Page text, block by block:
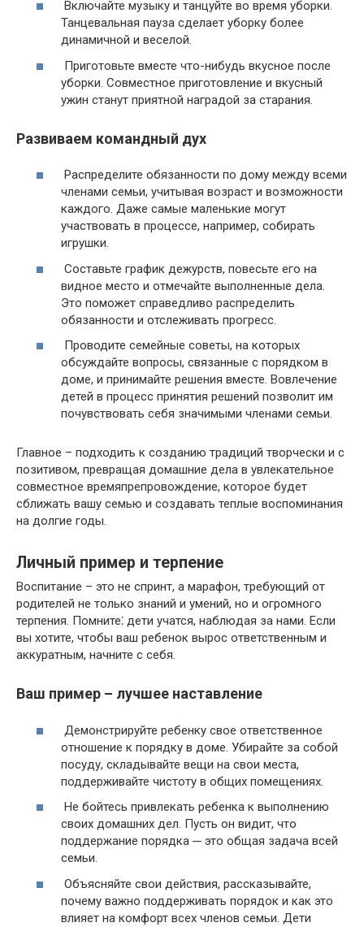
Включайте музыку и танцуйте во время уборки.
Танцевальная пауза сделает уборку более
динамичной и веселой.​
Приготовьте вместе что-нибудь вкусное после
уборки.​ Совместное приготовление и вкусный
ужин станут приятной наградой за старания.​
Развиваем командный дух
Распределите обязанности по дому между всеми
членами семьи, учитывая возраст и возможности
каждого.​ Даже самые маленькие могут
участвовать в процессе, например, собирать
игрушки.​
Составьте график дежурств, повесьте его на
видное место и отмечайте выполненные дела.​
Это поможет справедливо распределить
обязанности и отслеживать прогресс.​
Проводите семейные советы, на которых
обсуждайте вопросы, связанные с порядком в
доме, и принимайте решения вместе. Вовлечение
детей в процесс принятия решений позволит им
почувствовать себя значимыми членами семьи.​
Главное – подходить к созданию традиций творчески и с
позитивом, превращая домашние дела в увлекательное
совместное времяпрепровождение, которое будет
сближать вашу семью и создавать теплые воспоминания
на долгие годы.​
Личный пример и терпение
Воспитание – это не спринт, а марафон, требующий от
родителей не только знаний и умений, но и огромного
терпения.​ Помните⁚ дети учатся, наблюдая за нами. Если
вы хотите, чтобы ваш ребенок вырос ответственным и
аккуратным, начните с себя.​
Ваш пример – лучшее наставление
Демонстрируйте ребенку свое ответственное
отношение к порядку в доме.​ Убирайте за собой
посуду, складывайте вещи на свои места,
поддерживайте чистоту в общих помещениях.
Не бойтесь привлекать ребенка к выполнению
своих домашних дел.​ Пусть он видит, что
поддержание порядка ─ это общая задача всей
семьи.​
Объясняйте свои действия, рассказывайте,
почему важно поддерживать порядок и как это
влияет на комфорт всех членов семьи.​ Дети